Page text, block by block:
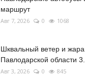
маршрут
Авг 7, 2026 0 1068
Шквальный ветер и
Павлодарской области 3...
Авг 3, 2026 0 845